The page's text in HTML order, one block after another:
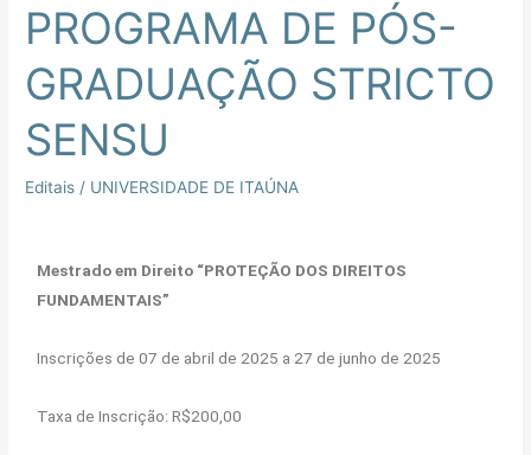
PROGRAMA DE PÓS-
GRADUAÇÃO STRICTO
SENSU
Editais / UNIVERSIDADE DE ITAÚNA
Mestrado em Direito “PROTEÇÃO DOS DIREITOS
FUNDAMENTAIS”
Inscrições de 07 de abril de 2025 a 27 de junho de 2025
Taxa de Inscrição: R$200,00